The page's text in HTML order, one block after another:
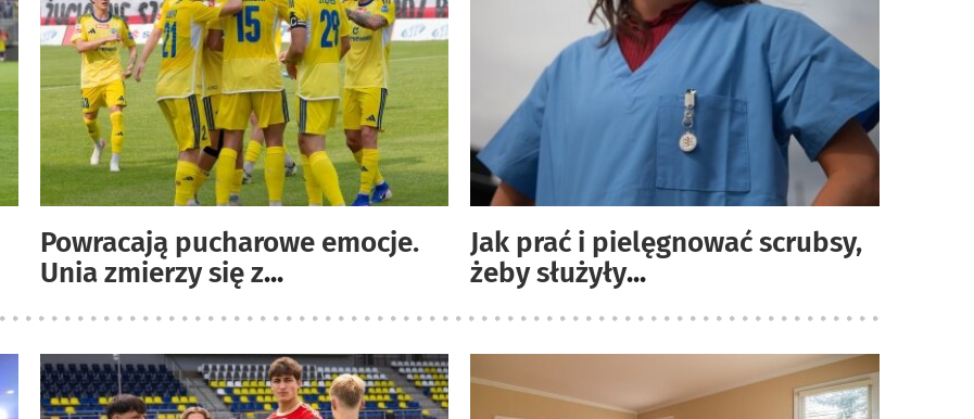
Powracają pucharowe emocje.
Unia zmierzy się z...
Jak prać i pielęgnować scrubsy,
żeby służyły...